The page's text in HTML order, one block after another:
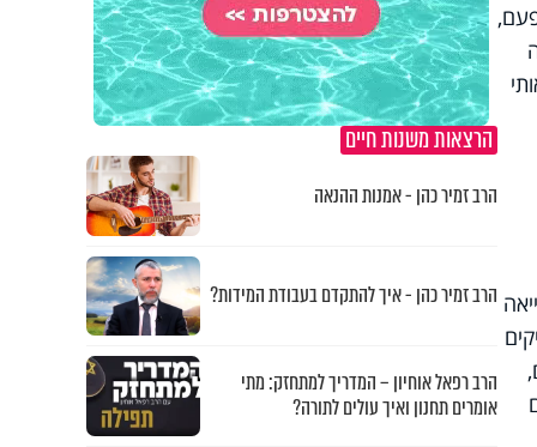
הרצאות משנות חיים
הרב זמיר כהן - אמנות ההנאה
הרב זמיר כהן - איך להתקדם בעבודת המידות?
הרב רפאל אוחיון – המדריך למתחזק: מתי
אומרים תחנון ואיך עולים לתורה?